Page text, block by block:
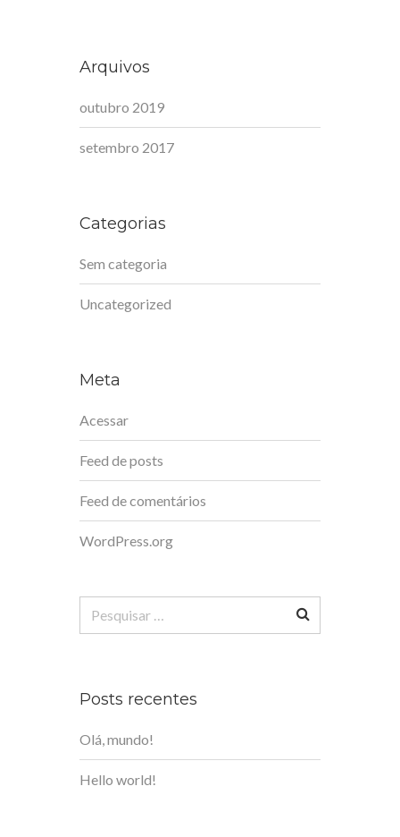
Arquivos
outubro 2019
setembro 2017
Categorias
Sem categoria
Uncategorized
Meta
Acessar
Feed de posts
Feed de comentários
WordPress.org
Posts recentes
Olá, mundo!
Hello world!